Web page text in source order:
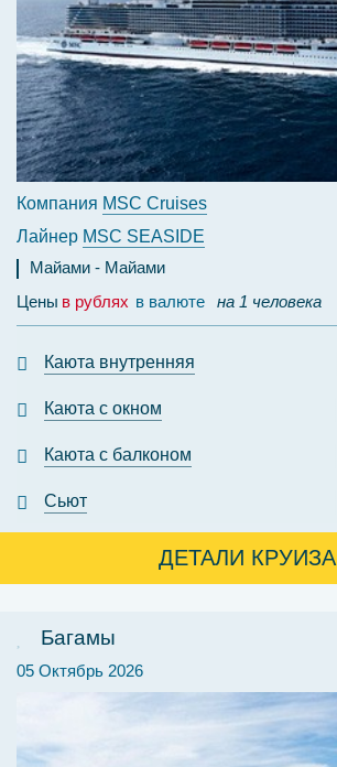
Компания MSC Cruises
Лайнер MSC SEASIDE
Майами
Майами
Цены в рублях в валюте на 1 человека
Каюта внутренняя
Каюта с окном
Каюта с балконом
Сьют
ДЕТАЛИ КРУИЗА
Багамы
05 Октябрь 2026